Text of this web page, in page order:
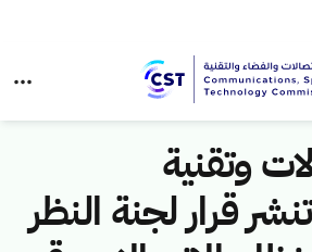
وتقنية
قرار لجنة النظر